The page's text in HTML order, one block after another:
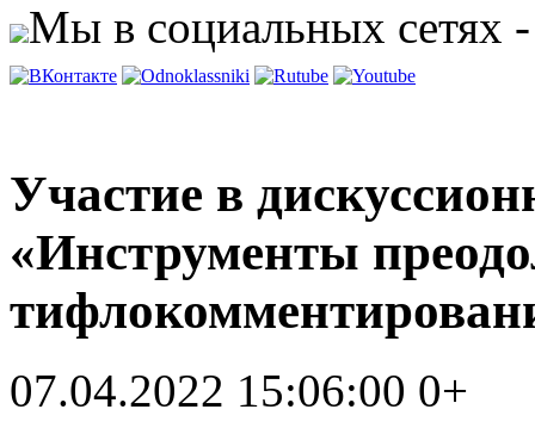
Мы в социальных сетях
Участие в
«Инструменты
07.04.2022 15:06:00 0+